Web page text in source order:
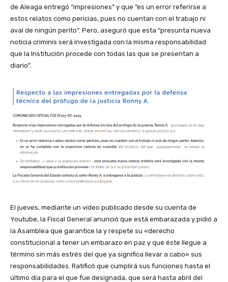
de Aleaga entregó “impresiones” y que “es un error referirse a
estos relatos como pericias, pues no cuentan con el trabajo ni
aval de ningún perito”. Pero, aseguró que esta “presunta nueva
noticia criminis será investigada con la misma responsabilidad
que la Institución procede con todas las que se presentan a
diario”.
El jueves, mediante un video publicado desde su cuenta de
Youtube, la Fiscal General anunció que está embarazada y pidió a
la Asamblea que garantice la y respete su «derecho
constitucional a tener un embarazo en paz y que éste llegue a
término sin más estrés del que ya significa llevar a cabo» sus
responsabilidades. Ratificó que cumplirá sus funciones hasta el
último día para el que fue designada, que será hasta abril del